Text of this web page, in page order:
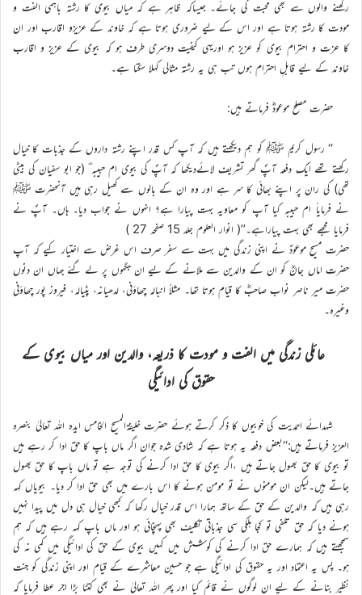
رکھنے والوں سے بھی محبت کی جائے۔ جیساکہ ظاہر ہے کہ میاں بیوی کا رشتہ باہمی الفت و
مودت کا رشتہ ہوتا ہے اور اس کے لیے ضروری ہوتا ہے کہ خاوند کے عزیزو اقارب اور ان
کا عزت و احترام بیوی کو عزیز ہو اوریہی کیفیت دوسری طرف ہو کہ بیوی کے عزیز و اقارب
خاوند کے لیے قابلِ احترام ہوں تب ہی یہ رشتہ مثالی کہلا سکتا ہے۔
حضرت مصلح موعودؓ فرماتے ہیں:
‘‘ رسول کریم ﷺ کو ہم دیکھتے ہیں کہ آپ کس قدر اپنے رشتہ داروں کے جذبات کا خیال
رکھتے تھے ایک دفعہ آپؐ گھر تشریف لائےدیکھا کہ آپؐ کی بیوی ام حبیبہ ؓ (جو ابو سفیان کی بیٹی
تھی) کی ران پر اپنے بھائی کا سر ہے اور وہ ان کے بالوں سے کھیل رہی ہیں آنحضرت ﷺ
نے فرمایاْ ام حبیبہ کیا آپ کو معاویہ بہت پیارا ہے؟ انہوں نے جواب دیا۔ ہاں۔ آپؐ نے
فرمایا مجھے بھی بہت پیاراہے۔’’( انوار العلوم جلد 15 صفحہ 27 )
حضرت مسیح موعودؑ نے اپنی زندگی میں بہت سے سفر صرف اس غرض سے اختیار کیے کہ آپ
حضرت اماں جانؓ کو ان کے والدین سے ملانے کے لیے ان جگہوں پر لے گئے جہاں ان دنوں
حضرت میر ناصر نواب صاحبؓ کا قیام ہوتا تھا۔ مثلاً انبالہ چھاؤنی، لدھیانہ، پٹیالہ، فیروز پور چھاؤنی
وغیرہ۔
عائلی زندگی میں الفت و مودت کا ذریعہ، والدین اور میاں بیوی کے
حقوق کی ادائیگی
شہدائے احمدیت کی خوبیوں کا ذکر کرتے ہوئے حضرت خلیفۃالمسیح الخامس ایدہ اللہ تعالیٰ بنصرہ
العزیز فرماتے ہیں:‘‘بعض دفعہ یہ ہوتا ہے کہ شادی شدہ جوان اگر ماں باپ کا حق ادا کر رہے ہیں
تو بیوی کا حق بھول جاتے ہیں ،اگر بیوی کا حق ادا کرنے کی توجہ ہے تو ماں باپ کا حق بھول
جاتے ہیں۔لیکن ان مومنوں نے تو مومن ہونے کا اس بارے میں بھی حق ادا کر دیا۔ بیویاں کہہ
رہی ہیں کہ والدین کے حق کے ساتھ ہمارا اس قدر خیال رکھا کہ کبھی خیال ہی دل میں پیدا نہیں
ہونے دیا کہ حق تلفی تو کجا ہلکی سی جذباتی تکلیف بھی پہنچائی ہو اور ماں باپ کہہ رہے ہیں کہ ہم
سمجھتے ہیں کہ ہمارے حق ادا کرنے کی کوشش میں کہیں بیوی کے حق کی ادائیگی میں کمی نہ کی
ہو۔ پس یہ اعتماد اور یہ حقوق کی ادائیگی ہے جو حسین معاشرے کے قیام اور اپنی زندگی کو جنت
نظیر بنانے کے لیے ان لوگوں نے قائم کیا اور پھر اللہ تعالیٰ نے بھی کتنا بڑا اجر عطا فرمایا کہ